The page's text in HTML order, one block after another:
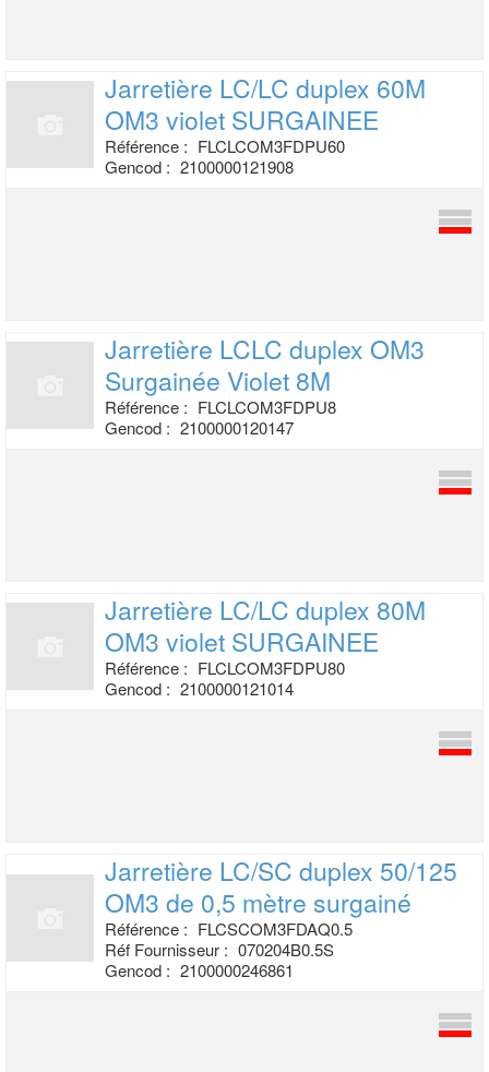
Jarretière LC/LC duplex 60M
OM3 violet SURGAINEE
Référence : FLCLCOM3FDPU60
Gencod : 2100000121908
Jarretière LCLC duplex OM3
Surgainée Violet 8M
Référence : FLCLCOM3FDPU8
Gencod : 2100000120147
Jarretière LC/LC duplex 80M
OM3 violet SURGAINEE
Référence : FLCLCOM3FDPU80
Gencod : 2100000121014
Jarretière LC/SC duplex 50/125
OM3 de 0,5 mètre surgainé
Référence : FLCSCOM3FDAQ0.5
Réf Fournisseur : 070204B0.5S
Gencod : 2100000246861